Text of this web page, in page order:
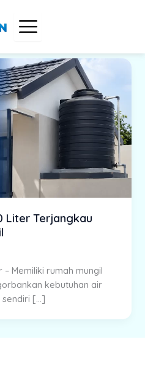
Liter Terjangkau
Memiliki rumah mungil
kebutuhan air
sendiri […]